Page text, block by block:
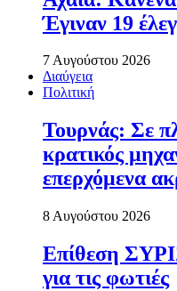
Έγιναν 19
7 Αυγούστου 2026
Διαύγεια
Πολιτική
Τουρνάς: Σε
κρατικός
επερχόμενα
8 Αυγούστου 2026
Επίθεση
για τις φωτιές